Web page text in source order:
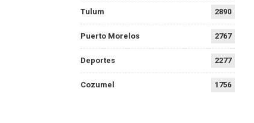
Tulum 2890
Puerto Morelos 2767
Deportes 2277
Cozumel 1756